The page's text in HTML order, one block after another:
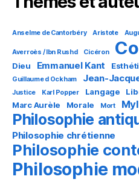
Anselme de Cantorbéry Aristote
Averroès / Ibn Rushd Cicéron
Dieu Emmanuel Kant
Guillaume d Ockham Jean-
Justice
Karl Popper Langage
Marc Aurèle Morale Mort
Philosophie
Philosophie chrétienne
Philosophie
Philosophie